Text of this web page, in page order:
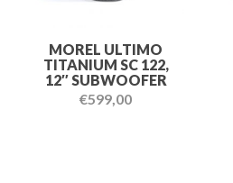
MOREL ULTIMO
TITANIUM SC 122,
12″ SUBWOOFER
€599,00